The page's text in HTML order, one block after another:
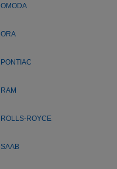
OMODA
ORA
PONTIAC
RAM
ROLLS-ROYCE
SAAB